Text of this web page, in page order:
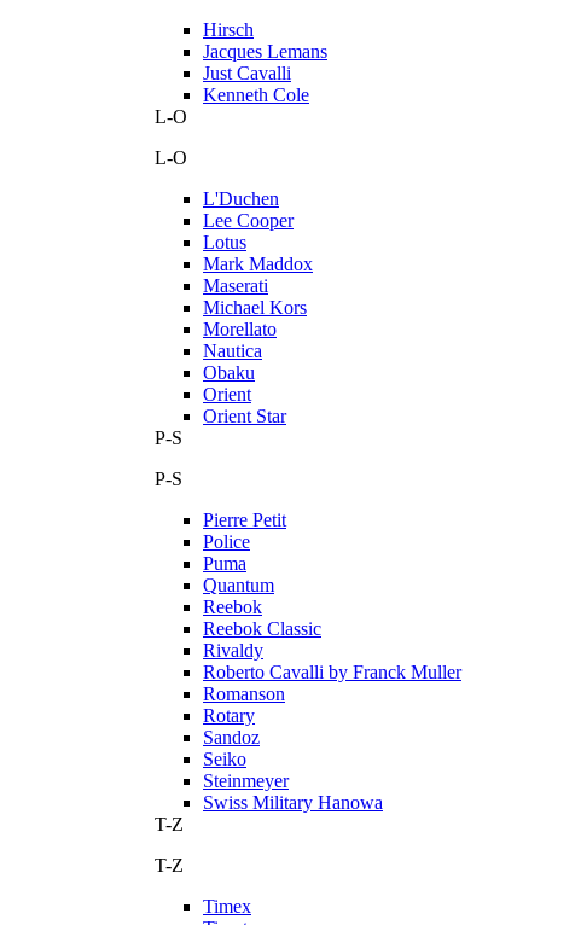
Hirsch
Jacques Lemans
Just Cavalli
Kenneth Cole
L-O
L-O
L'Duchen
Lee Cooper
Lotus
Mark Maddox
Maserati
Michael Kors
Morellato
Nautica
Obaku
Orient
Orient Star
P-S
P-S
Pierre Petit
Police
Puma
Quantum
Reebok
Reebok Classic
Rivaldy
Roberto Cavalli by Franck Muller
Romanson
Rotary
Sandoz
Seiko
Steinmeyer
Swiss Military Hanowa
T-Z
T-Z
Timex